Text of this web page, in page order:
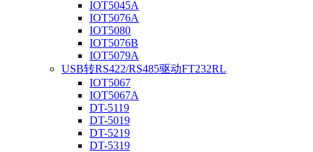
IOT5045A
IOT5076A
IOT5080
IOT5076B
IOT5079A
USB转RS422/RS485驱动FT232RL
IOT5067
IOT5067A
DT-5119
DT-5019
DT-5219
DT-5319